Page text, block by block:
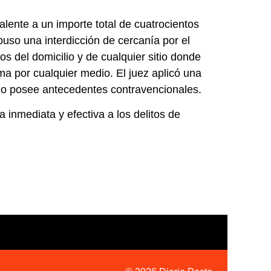
a un importe total de cuatrocientos
una interdicción de cercanía por el
del domicilio y de cualquier sitio donde
por cualquier medio. El juez aplicó una
posee antecedentes contravencionales.
inmediata y efectiva a los delitos de